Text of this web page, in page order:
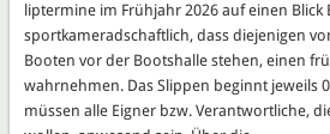
liptermine im Frühjahr 2026 auf einen Blick
sportkameradschaftlich, dass diejenigen
Booten vor der Bootshalle stehen, einen
wahrnehmen. Das Slippen beginnt jeweils
müssen alle Eigner bzw. Verantwortliche,